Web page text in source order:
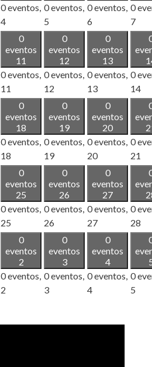
0 eventos,
4
0 eventos,
5
0 eventos,
6
0
7
0
eventos
11
0 eventos,
11
0
eventos
12
0 eventos,
12
0
eventos
13
0 eventos,
13
0
14
0
eventos
18
0 eventos,
18
0
eventos
19
0 eventos,
19
0
eventos
20
0 eventos,
20
0
21
0
eventos
25
0 eventos,
25
0
eventos
26
0 eventos,
26
0
eventos
27
0 eventos,
27
0
28
0
eventos
2
0 eventos,
2
0
eventos
3
0 eventos,
3
0
eventos
4
0 eventos,
4
0
5